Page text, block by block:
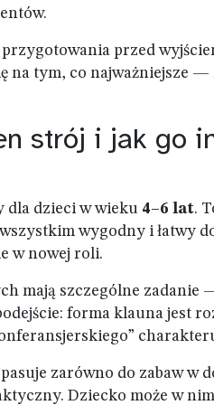
przed
na tym, co najważniejsze
strój i jak go
dla dzieci w wieku 4–6 lat.
wygodny i łatwy
w nowej roli.
mają szczególne zadanie
forma klauna jest
zarówno do zabaw w
Dziecko może w